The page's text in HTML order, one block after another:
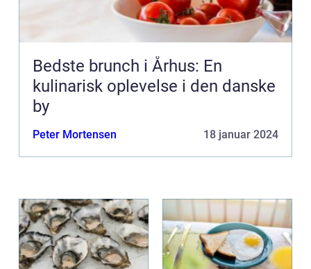
Bedste brunch i Århus: En
kulinarisk oplevelse i den danske
by
Peter Mortensen 18 januar 2024